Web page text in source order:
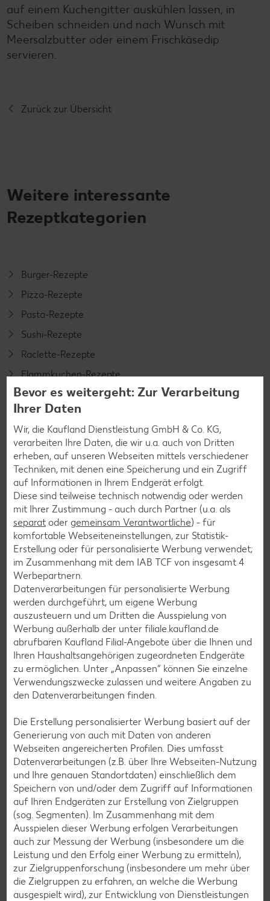
auf einem Kuchengitter auskühlen lassen, in
Scheiben schneiden und nach Wunsch mit
Meersalzbutter oder einem Frischkäsedip
servieren.
Zurück zur Übersicht
Weitere interessante
Rezeptkategorien
Burger-Rezepte
Pizza-Rezepte
Pasta-Rezepte
Sushi-Rezepte
Raclette-Rezepte
Flammkuchen-Rezepte
Frühstücksrezepte
Salat-Rezepte
Spargel-Rezepte
Fleisch-Rezepte
Fisch-Rezepte
Geflügel-Rezepte
Lamm-Rezepte
Grill-Rezepte
Muffin-Rezepte
Apfelkuchen-Rezepte
Schokokuchen-Rezepte
Torten-Rezepte
Eis-Rezepte
Pfannkuchen-Rezepte
Smoothie-Rezepte
Bowle-Rezepte
Cocktail-Rezepte
Avocado-Rezepte
Erdbeer-Rezepte
Blaubeer-Rezepte
Bananen-Rezepte
Bevor es weitergeht: Zur Verarbeitung
Ihrer Daten
Wir, die Kaufland Dienstleistung GmbH & Co. KG,
verarbeiten Ihre Daten, die wir u.a. auch von Dritten
erheben, auf unseren Webseiten mittels verschiedener
Techniken, mit denen eine Speicherung und ein Zugriff
auf Informationen in Ihrem Endgerät erfolgt.
Diese sind teilweise technisch notwendig oder werden
mit Ihrer Zustimmung - auch durch Partner (u.a. als
separat oder gemeinsam Verantwortliche) - für
komfortable Webseiteneinstellungen, zur Statistik-
Erstellung oder für personalisierte Werbung verwendet;
im Zusammenhang mit dem IAB TCF von insgesamt 4
Werbepartnern.
Datenverarbeitungen für personalisierte Werbung
werden durchgeführt, um eigene Werbung
auszusteuern und um Dritten die Ausspielung von
Werbung außerhalb der unter filiale.kaufland.de
abrufbaren Kaufland Filial-Angebote über die Ihnen und
Ihren Haushaltsangehörigen zugeordneten Endgeräte
zu ermöglichen. Unter „Anpassen“ können Sie einzelne
Verwendungszwecke zulassen und weitere Angaben zu
den Datenverarbeitungen finden.
Die Erstellung personalisierter Werbung basiert auf der
Generierung von auch mit Daten von anderen
Webseiten angereicherten Profilen. Dies umfasst
Datenverarbeitungen (z.B. über Ihre Webseiten-Nutzung
und Ihre genauen Standortdaten) einschließlich dem
Speichern von und/oder dem Zugriff auf Informationen
auf Ihren Endgeräten zur Erstellung von Zielgruppen
(sog. Segmenten). Im Zusammenhang mit dem
Ausspielen dieser Werbung erfolgen Verarbeitungen
auch zur Messung der Werbung (insbesondere um die
Leistung und den Erfolg einer Werbung zu ermitteln),
zur Zielgruppenforschung (insbesondere um mehr über
die Zielgruppen zu erfahren, an welche die Werbung
ausgespielt wird), zur Entwicklung von Dienstleistungen